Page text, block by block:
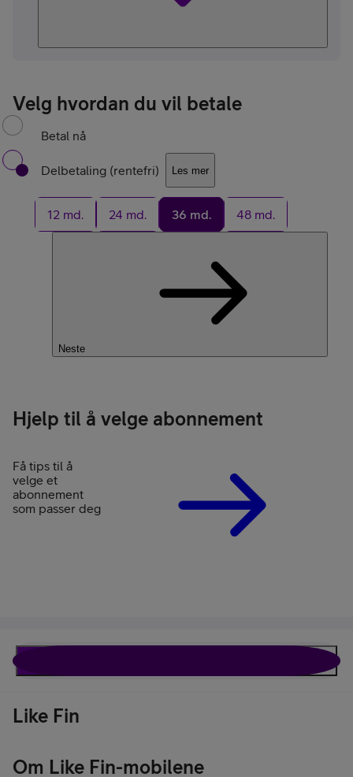
Velg hvordan du vil betale
Betal nå
Delbetaling (rentefri) Les mer
12 md. 24 md. 36 md. 48 md.
Neste
Hjelp til å velge abonnement
Få tips til å
velge et
abonnement
som passer deg
Like Fin
Om Like Fin-mobilene